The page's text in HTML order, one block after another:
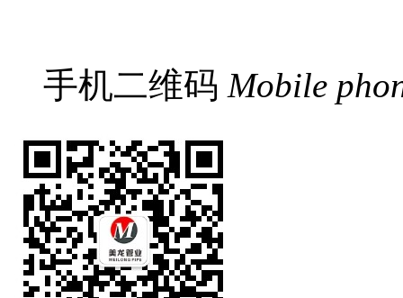
手机二维码 Mobile